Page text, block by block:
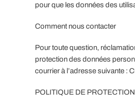
pour que les données des
Comment nous contacter
Pour toute question,
protection des données
courrier à l’adresse suivante :
POLITIQUE DE